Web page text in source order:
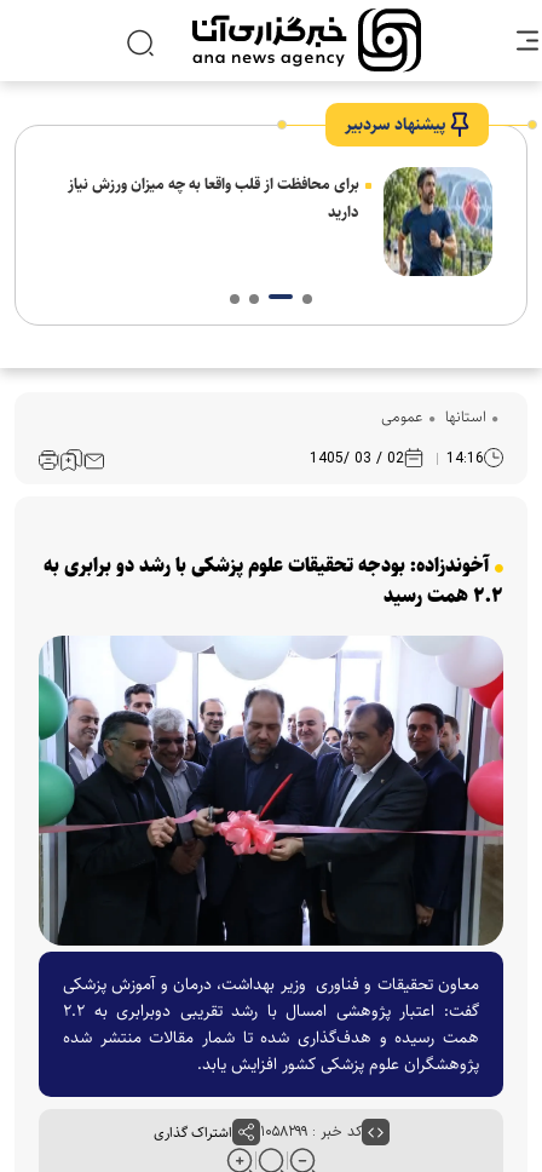
پیشنهاد سردبیر
برای محافظت از قلب واقعا به چه میزان ورزش نیاز
دارید
استانها عمومی
14:16
02 / 03 /1405
آخوندزاده: بودجه تحقیقات علوم پزشکی با رشد دو برابری به
۲.۲ همت رسید
معاون تحقیقات و فناوری وزیر بهداشت، درمان و آموزش پزشکی
گفت: اعتبار پژوهشی امسال با رشد تقریبی دوبرابری به ۲.۲
همت رسیده و هدف‌گذاری شده تا شمار مقالات منتشر شده
پژوهشگران علوم پزشکی کشور افزایش یابد.
کد خبر : ۱۰۵۸۲۹۹ اشتراک گذاری